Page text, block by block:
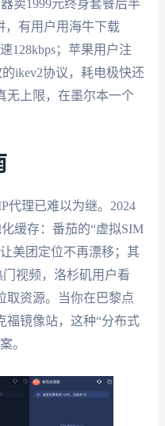
卖1999元终身套餐后半
，有用户用海牛下载
128kbps；苹果用户注
ikev2协议，耗电极快还
无上限，在墨尔本一个
代理已难以为继。2024
缓存：番茄的“虚拟SIM
美团定位不再漂移；其
视频，洛杉矶用户看
取资源。当你在巴黎点
福镜像站，这种“分布式
。